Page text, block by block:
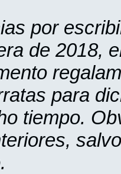
por
de 2018,
para
tiempo.